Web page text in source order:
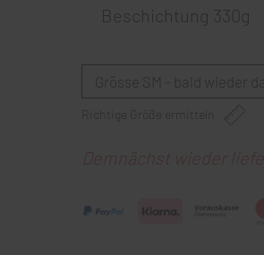
Beschichtung 330g